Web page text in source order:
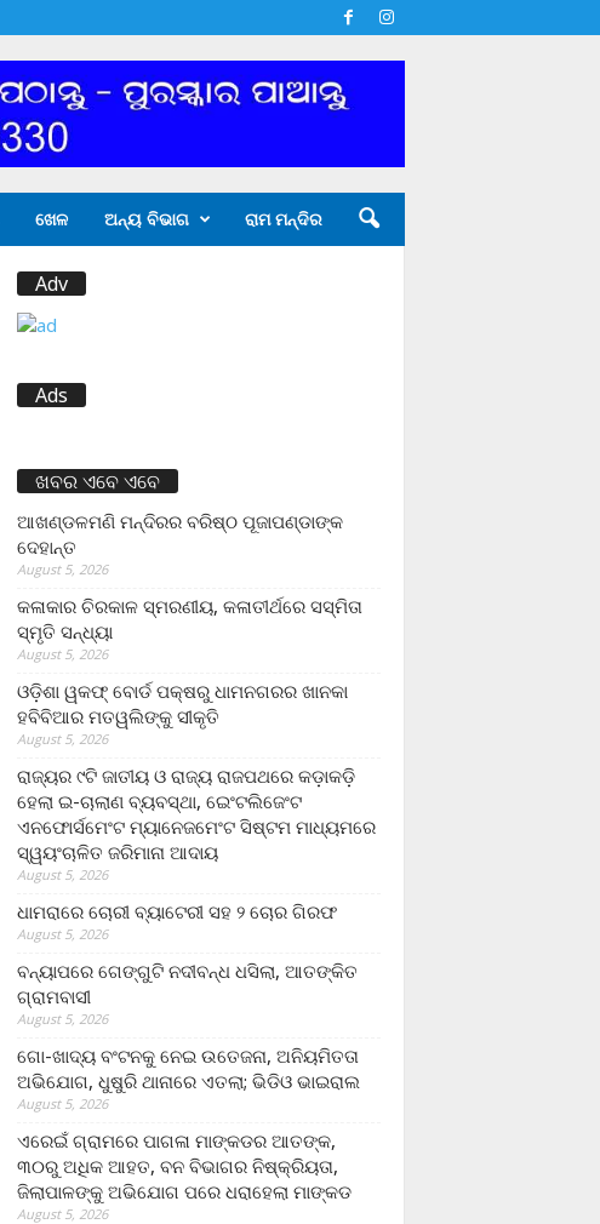
ଖେଳ ଅନ୍ୟ ବିଭାଗ ରାମ ମନ୍ଦିର
Adv
Ads
ଖବର ଏବେ ଏବେ
ଆଖଣ୍ଡଳମଣି ମନ୍ଦିରର ବରିଷ୍ଠ ପୂଜାପଣ୍ଡାଙ୍କ
ଦେହାନ୍ତ
August 5, 2026
କଳାକାର ଚିରକାଳ ସ୍ମରଣୀୟ, କଳାତୀର୍ଥରେ ସସ୍ମିତା
ସ୍ମୃତି ସନ୍ଧ୍ୟା
August 5, 2026
ଓଡ଼ିଶା ୱକଫ୍ ବୋର୍ଡ ପକ୍ଷରୁ ଧାମନଗରର ଖାନକା
ହବିବିଆର ମତୱଲିଙ୍କୁ ସୀକୃତି
August 5, 2026
ରାଜ୍ୟର ୯ଟି ଜାତୀୟ ଓ ରାଜ୍ୟ ରାଜପଥରେ କଡ଼ାକଡ଼ି
ହେଲା ଇ-ଚାଲାଣ ବ୍ୟବସ୍ଥା, ଇେଂଟଲିଜେଂଟ
ଏନଫୋର୍ସମେଂଟ ମ୍ୟାନେଜମେଂଟ ସିଷ୍ଟମ ମାଧ୍ୟମରେ
ସ୍ୱୟଂଚାଳିତ ଜରିମାନା ଆଦାୟ
August 5, 2026
ଧାମରାରେ ଚୋରୀ ବ୍ୟାଟେରୀ ସହ ୨ ଚୋର ଗିରଫ
August 5, 2026
ବନ୍ୟାପରେ ଗେଙ୍ଗୁଟି ନଦୀବନ୍ଧ ଧସିଲା, ଆତଙ୍କିତ
ଗ୍ରାମବାସୀ
August 5, 2026
ଗୋ-ଖାଦ୍ୟ ବଂଟନକୁ ନେଇ ଉତେଜନା, ଅନିୟମିତତା
ଅଭିଯୋଗ, ଧୁଷୁରି ଥାନାରେ ଏତଲା; ଭିଡିଓ ଭାଇରାଲ
August 5, 2026
ଏରେଇଁ ଗ୍ରାମରେ ପାଗଳା ମାଙ୍କଡର ଆତଙ୍କ,
୩୦ରୁ ଅଧିକ ଆହତ, ବନ ବିଭାଗର ନିଷ୍କ୍ରିୟତା,
ଜିଲାପାଳଙ୍କୁ ଅଭିଯୋଗ ପରେ ଧରାହେଲା ମାଙ୍କଡ
August 5, 2026